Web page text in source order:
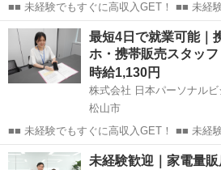
■■ 未経験でもすぐに高収入GET！ ■■ 未経
なので、すぐに高収入!! 社員登用制度もあ
なんてキャリアアップも目指せます!! ■■ 来社不要！カンタン電話登
録!! ■■...
愛媛 松山市 店長
最短4日で就業可能｜
ホ・携帯販売スタッフ
時給1,130円
株式会社 日本パーソナル
松山市
■■ 未経験でもすぐに高収入GET！ ■■ 未経
なので、すぐに高収入!! 社員登用制度もあ
なんてキャリアアップも目指せます!! ■■ 来社不要！カンタン電話登
愛媛 松山市 店長
未経験歓迎｜家電量